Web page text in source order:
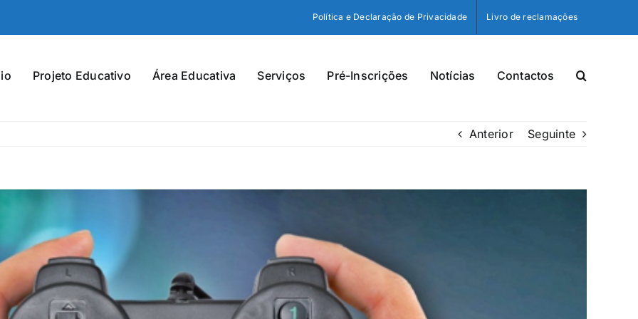
Política e Declaração de Privacidade Livro de reclamações
Projeto Educativo Área Educativa Serviços Pré-Inscrições Notícias Contactos
Anterior Seguinte